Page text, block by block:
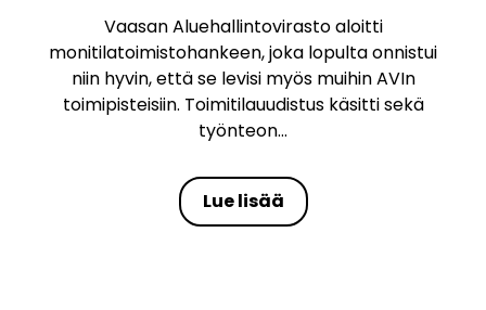
Vaasan Aluehallintovirasto aloitti
monitilatoimistohankeen, joka lopulta onnistui
niin hyvin, että se levisi myös muihin AVIn
toimipisteisiin. Toimitilauudistus käsitti sekä
työnteon...
Lue lisää